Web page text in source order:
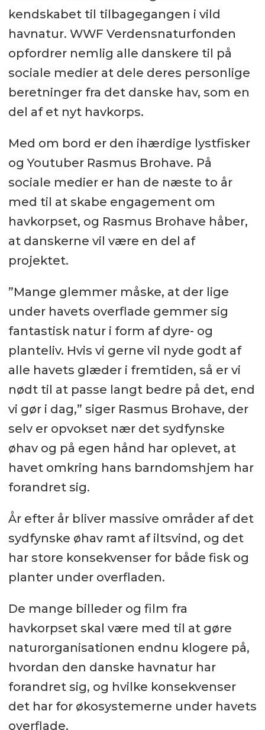
kendskabet til tilbagegangen i vild
havnatur. WWF Verdensnaturfonden
opfordrer nemlig alle danskere til på
sociale medier at dele deres personlige
beretninger fra det danske hav, som en
del af et nyt havkorps.
Med om bord er den ihærdige lystfisker
og Youtuber Rasmus Brohave. På
sociale medier er han de næste to år
med til at skabe engagement om
havkorpset, og Rasmus Brohave håber,
at danskerne vil være en del af
projektet.
”Mange glemmer måske, at der lige
under havets overflade gemmer sig
fantastisk natur i form af dyre- og
planteliv. Hvis vi gerne vil nyde godt af
alle havets glæder i fremtiden, så er vi
nødt til at passe langt bedre på det, end
vi gør i dag,” siger Rasmus Brohave, der
selv er opvokset nær det sydfynske
øhav og på egen hånd har oplevet, at
havet omkring hans barndomshjem har
forandret sig.
År efter år bliver massive områder af det
sydfynske øhav ramt af iltsvind, og det
har store konsekvenser for både fisk og
planter under overfladen.
De mange billeder og film fra
havkorpset skal være med til at gøre
naturorganisationen endnu klogere på,
hvordan den danske havnatur har
forandret sig, og hvilke konsekvenser
det har for økosystemerne under havets
overflade.